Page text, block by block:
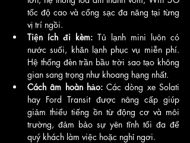
tốc độ cao và cổng sạc đa năng tại từng
vị trí ngồi.
Tiện ích đi kèm: Tủ lạnh mini luôn có
nước suối, khăn lạnh phục vụ miễn phí.
Hệ thống đèn trần bầu trời sao tạo không
gian sang trọng như khoang hạng nhất.
Cách âm hoàn hảo: Các dòng xe Solati
hay Ford Transit được nâng cấp giúp
giảm thiểu tiếng ồn từ động cơ và môi
trường, đảm bảo sự yên tĩnh tối đa để
quý khách làm việc hoặc nghỉ ngơi.